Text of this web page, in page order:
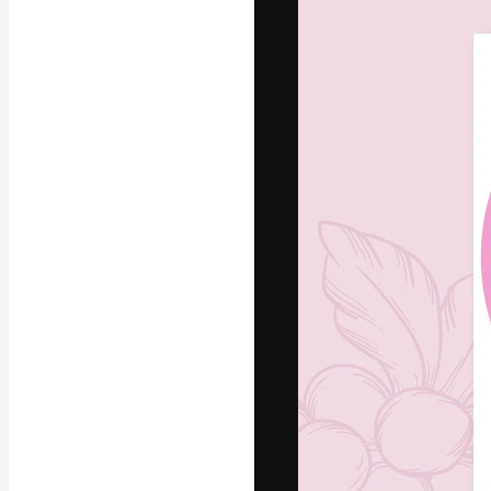
trabajo. Más
entre
Copyright © 2010-